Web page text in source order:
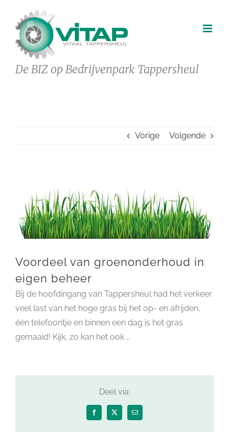
inhoud
De BIZ op Bedrijvenpark Tappersheul
Vorige Volgende
grotere
afbeelding
Voordeel van groenonderhoud in
eigen beheer
Bij de hoofdingang van Tappersheul had het verkeer
veel last van het hoge gras bij het op- en afrijden,
één telefoontje en binnen een dag is het gras
gemaaid! Kijk, zo kan het ook …
Deel via:
Facebook
X
E-
mail